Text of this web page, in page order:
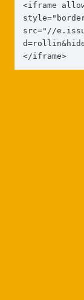
<iframe
src="//
</iframe>